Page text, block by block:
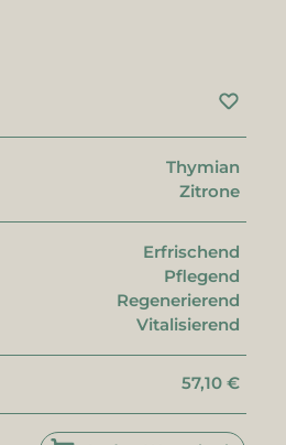
Thymian
Zitrone
Erfrischend
Pflegend
Regenerierend
Vitalisierend
57,10 €